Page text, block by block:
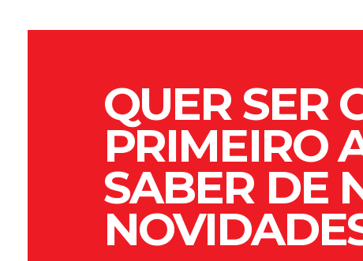
QUER SER
PRIMEIRO
SABER DE